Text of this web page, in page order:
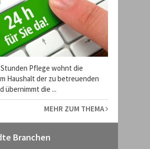
Stunden Pflege wohnt die
Haushalt der zu betreuenden
übernimmt die ...
MEHR ZUM THEMA
Branchen